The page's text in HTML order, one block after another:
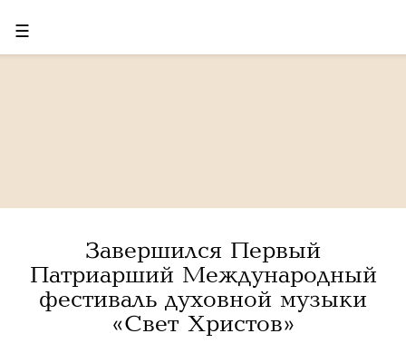
☰
Завершился Первый
Патриарший Международный
фестиваль духовной музыки
«Свет Христов»